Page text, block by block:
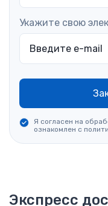
Укажите свою
Я согласен на
ознакомлен с
Экспресс